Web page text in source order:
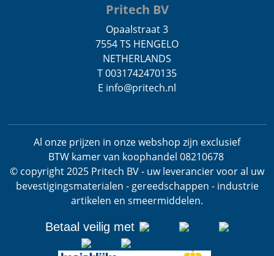
Pritech BV
Opaalstraat 3
7554 TS HENGELO
NETHERLANDS
T 0031742470135
E info@pritech.nl
Al onze prijzen in onze webshop zijn exclusief
BTW kamer van koophandel 08210678.
© copyright 2025 Pritech BV - uw leverancier voor al uw
bevestigingsmaterialen - gereedschappen - industrie
artikelen en smeermiddelen.
Betaal veilig met